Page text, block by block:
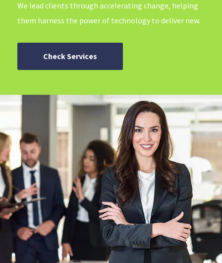
We lead clients through accelerating change, helping
them harness the power of technology to deliver new.
Check Services